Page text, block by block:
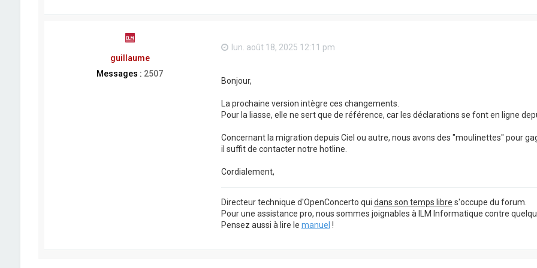
guillaume
Messages : 2507
lun. août 18, 2025 12:11 pm
Bonjour,
La prochaine version intègre ces changements.
Pour la liasse, elle ne sert que de référence, car les déclarations se font en ligne
Concernant la migration depuis Ciel ou autre, nous avons des "moulinettes" pour
il suffit de contacter notre hotline.
Cordialement,
Directeur technique d'OpenConcerto qui dans son temps libre s'occupe du forum.
Pour une assistance pro, nous sommes joignables à ILM Informatique contre
Pensez aussi à lire le manuel !